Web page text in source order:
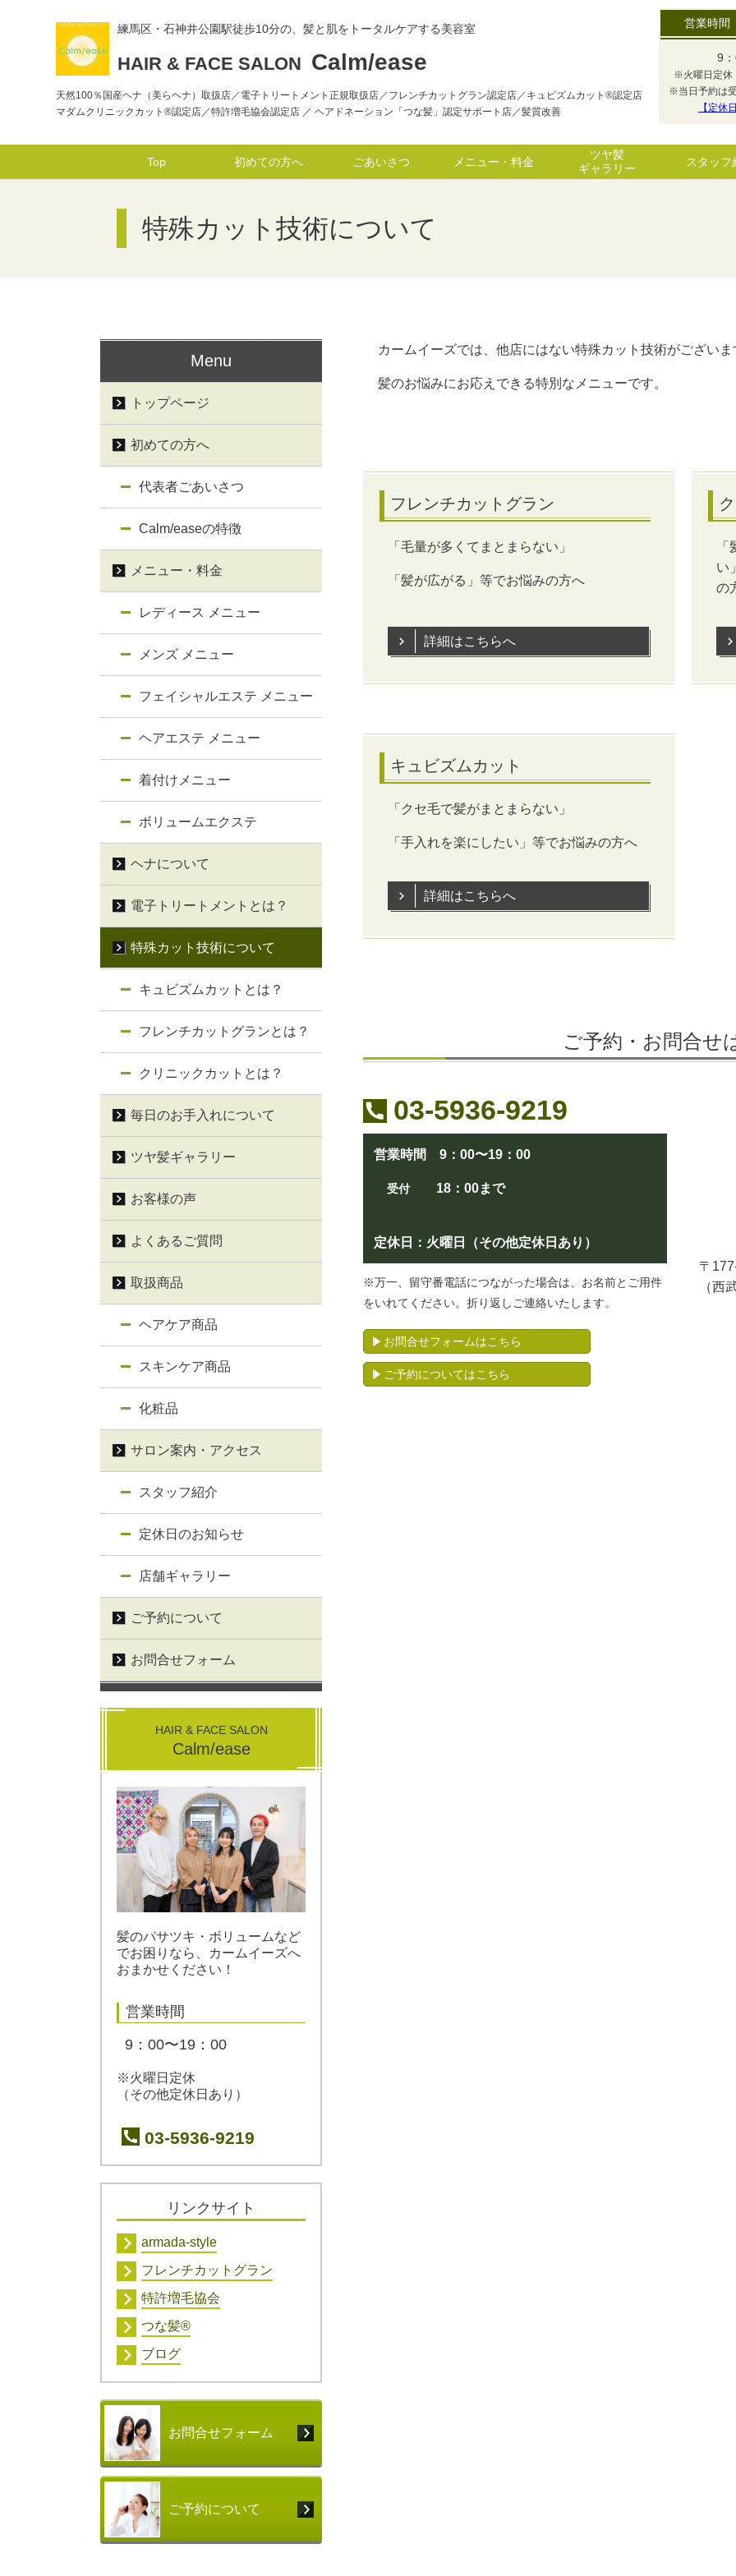
練馬区・石神井公園駅徒歩10分の、髪と肌をトータルケアする美容室
HAIR & FACE SALON Calm/ease
天然100％国産ヘナ（美らヘナ）取扱店／電子トリートメント正規取扱店／フレンチカットグラン認定店／キュビズムカット®認定店
マダムクリニックカット®認定店／特許増毛協会認定店 ／ ヘアドネーション「つな髪」認定サポート店／髪質改善
営業時間
9
※火曜日定休
※当日予約は
【定休
Top 初めての方へ ごあいさつ メニュー・料金
ツヤ髪
ギャラリー
スタッフ
特殊カット技術について
カームイーズでは、他店にはない特殊カット技術がございま
髪のお悩みにお応えできる特別なメニューです。
フレンチカットグラン
「毛量が多くてまとまらない」
「髪が広がる」等でお悩みの方へ
詳細はこちらへ
い
の
キュビズムカット
「クセ毛で髪がまとまらない」
「手入れを楽にしたい」等でお悩みの方へ
詳細はこちらへ
ご予約・お問合せ
03-5936-9219
営業時間 9：00〜19：00
受付 18：00まで
定休日：火曜日（その他定休日あり）
※万一、留守番電話につながった場合は、お名前とご用件
をいれてください。折り返しご連絡いたします。
お問合せフォームはこちら
ご予約についてはこちら
〒
（西
Menu
トップページ
初めての方へ
代表者ごあいさつ
Calm/easeの特徴
メニュー・料金
レディース メニュー
メンズ メニュー
フェイシャルエステ メニュー
ヘアエステ メニュー
着付けメニュー
ボリュームエクステ
ヘナについて
電子トリートメントとは？
特殊カット技術について
キュビズムカットとは？
フレンチカットグランとは？
クリニックカットとは？
毎日のお手入れについて
ツヤ髪ギャラリー
お客様の声
よくあるご質問
取扱商品
ヘアケア商品
スキンケア商品
化粧品
サロン案内・アクセス
スタッフ紹介
定休日のお知らせ
店舗ギャラリー
ご予約について
お問合せフォーム
HAIR & FACE SALON
Calm/ease
髪のパサツキ・ボリュームなど
でお困りなら、カームイーズへ
おまかせください！
営業時間
9：00〜19：00
※火曜日定休
（その他定休日あり）
03-5936-9219
リンクサイト
armada-style
フレンチカットグラン
特許増毛協会
つな髪®
ブログ
お問合せフォーム
ご予約について